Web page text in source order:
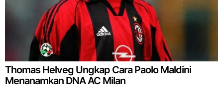
Thomas Helveg Ungkap Cara Paolo Maldini
Menanamkan DNA AC Milan